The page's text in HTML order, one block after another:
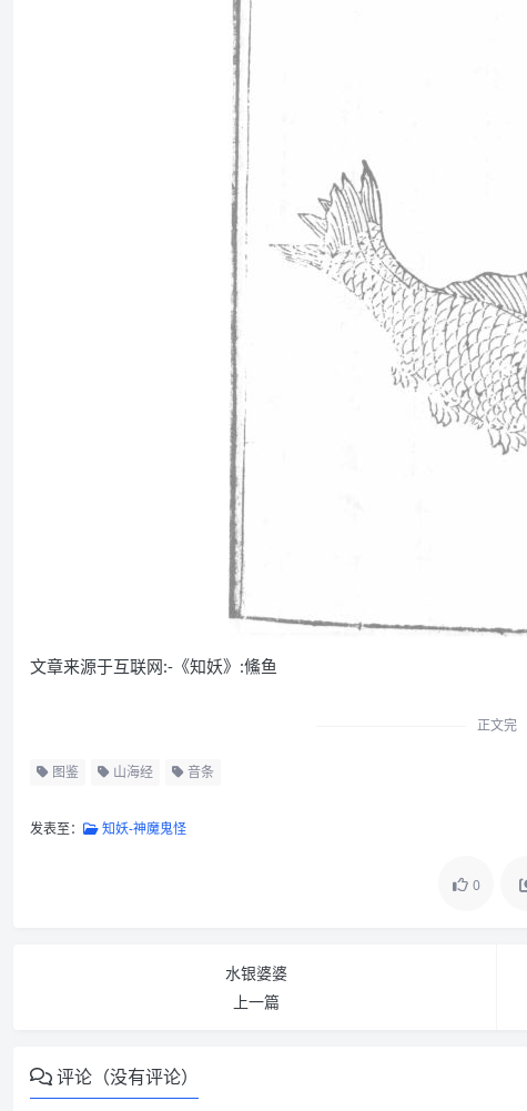
文章来源于互联网:-《知妖》:鯈鱼
正文完
图鉴 山海经 音条
发表至： 知妖-神魔鬼怪
0
水银婆婆
上一篇
评论（没有评论）